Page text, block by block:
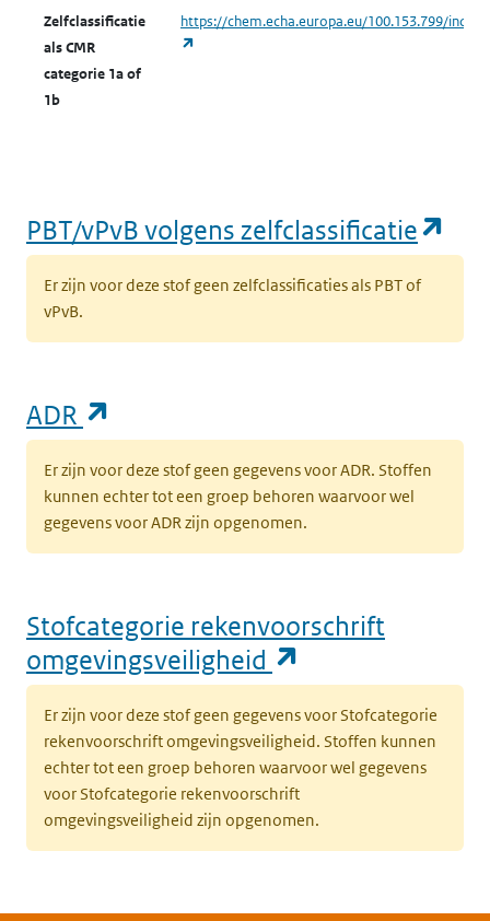
Zelfclassificatie
als CMR
categorie 1a of
1b
https://chem.echa.europa.eu/100.153.799/
PBT/vPvB volgens zelfclassificatie
Er zijn voor deze stof geen zelfclassificaties als PBT of
vPvB.
ADR
Er zijn voor deze stof geen gegevens voor ADR. Stoffen
kunnen echter tot een groep behoren waarvoor wel
gegevens voor ADR zijn opgenomen.
Stofcategorie rekenvoorschrift
omgevingsveiligheid
Er zijn voor deze stof geen gegevens voor Stofcategorie
rekenvoorschrift omgevingsveiligheid. Stoffen kunnen
echter tot een groep behoren waarvoor wel gegevens
voor Stofcategorie rekenvoorschrift
omgevingsveiligheid zijn opgenomen.